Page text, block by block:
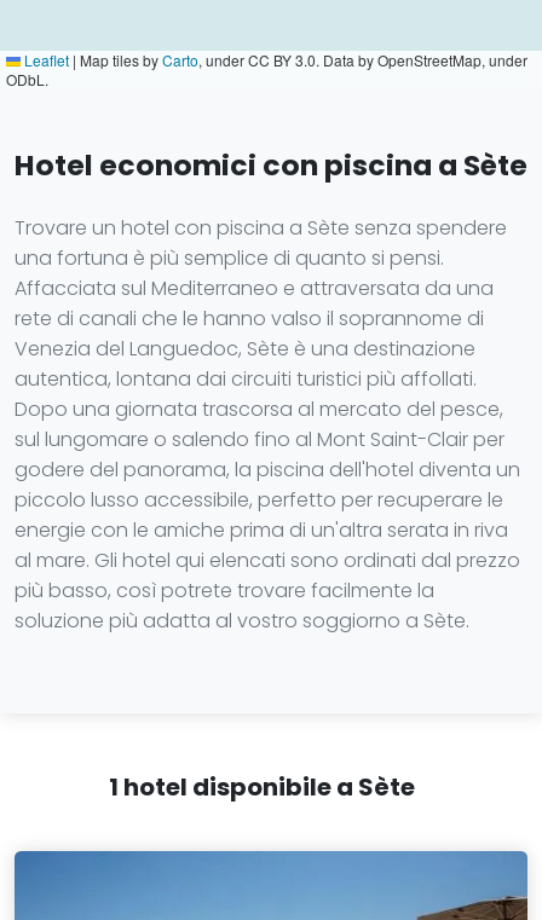
Leaflet | Map tiles byCarto, under CC BY 3.0. Data by OpenStreetMap, under
ODbL.
Hotel economici con piscina a Sète
Trovare un hotel con piscina a Sète senza spendere
una fortuna è più semplice di quanto si pensi.
Affacciata sul Mediterraneo e attraversata da una
rete di canali che le hanno valso il soprannome di
Venezia del Languedoc, Sète è una destinazione
autentica, lontana dai circuiti turistici più affollati.
Dopo una giornata trascorsa al mercato del pesce,
sul lungomare o salendo fino al Mont Saint-Clair per
godere del panorama, la piscina dell'hotel diventa un
piccolo lusso accessibile, perfetto per recuperare le
energie con le amiche prima di un'altra serata in riva
al mare. Gli hotel qui elencati sono ordinati dal prezzo
più basso, così potrete trovare facilmente la
soluzione più adatta al vostro soggiorno a Sète.
1 hotel disponibile a Sète